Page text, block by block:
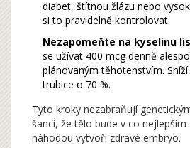
diabet, štítnou žlázu nebo
si to pravidelně kontrolovat.
Nezapomeňte na kyselinu
se užívat 400 mcg denně
plánovaným těhotenstvím.
trubice o 70 %.
Tyto kroky nezabraňují
šanci, že tělo bude v co nejlepším
náhodou vytvoří zdravé embryo.